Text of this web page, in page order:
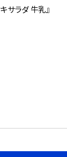
サラダ 牛乳』